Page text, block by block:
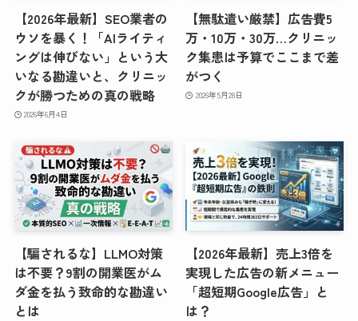
【2026年最新】SEO業者の
ウソを暴く！「AIライティ
ングは伸びない」という大
いなる勘違いと、クリニッ
クが勝つための真の戦略
2026年6月4日
【無駄遣い厳禁】広告費5
万・10万・30万…クリニッ
ク集患は予算でここまで差
がつく
2026年5月28日
【騙されるな】LLMO対策
は不要？9割の開業医がム
ダ金を払う致命的な勘違い
とは
【2026年最新】売上3倍を
実現した広告の新メニュー
「超短期Google広告」と
は？